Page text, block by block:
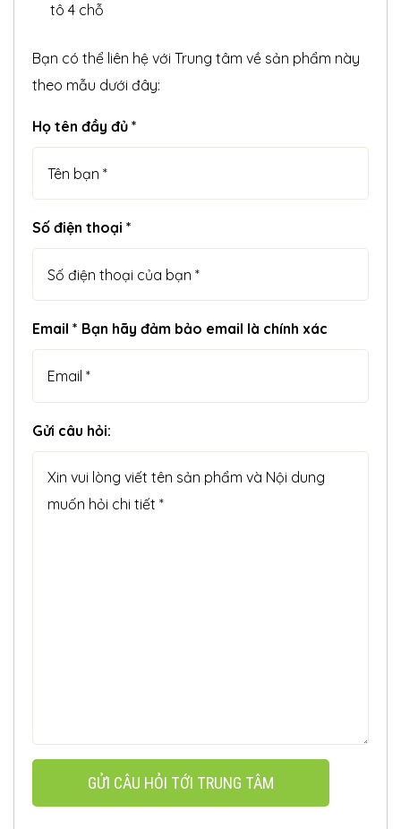
tô 4 chỗ
Bạn có thể liên hệ với Trung tâm về sản phẩm này
theo mẫu dưới đây:
Họ tên đầy đủ *
Số điện thoại *
Email * Bạn hãy đảm bảo email là chính xác
Gửi câu hỏi:
GỬI CÂU HỎI TỚI TRUNG TÂM